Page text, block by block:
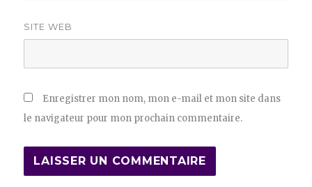
SITE WEB
Enregistrer mon nom, mon e-mail et mon site dans
le navigateur pour mon prochain commentaire.